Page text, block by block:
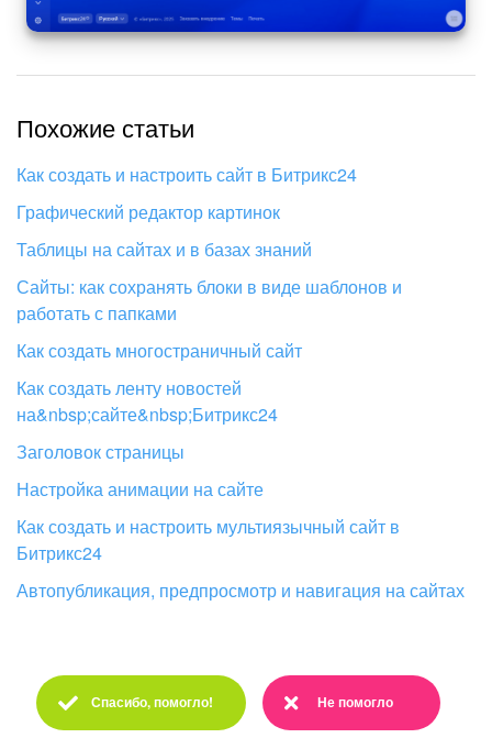
отдельно потарифам компании Google
Введите данные карты для оплаты.
При вводе данных с вас снимут тестовый
платеж в 1 доллар, чтобы проверить
карту. Через некоторое время деньги
переведут обратно.
HTTP Геокодер:
После заполнения формы появится надпись «Сервис
успешно подключен».
Созданный API-ключ будет доступен в разделе «Ключи».
Ключ будет активирован в течение 15 минут
после получения.
Полезные ресурсы по API Яндекс Карты:
Похожие статьи
Как создать и настроить сайт в Битрикс24
Графический редактор картинок
Таблицы на сайтах и в базах знаний
Сайты: как сохранять блоки в виде шаблонов и
работать с папками
Как создать многостраничный сайт
Как создать ленту новостей
на&nbsp;сайте&nbsp;Битрикс24
Заголовок страницы
Настройка анимации на сайте
Как создать и настроить мультиязычный сайт в
Битрикс24
Автопубликация, предпросмотр и навигация на сайтах
Спасибо, помогло! Не помогло